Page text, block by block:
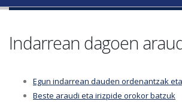
Indarrean dagoen
Egun indarrean dauden ordenantzak
Beste araudi eta irizpide orokor batzuk